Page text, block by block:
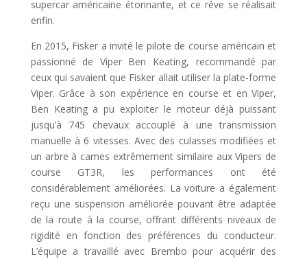
supercar américaine étonnante, et ce rêve se réalisait
enfin.
En 2015, Fisker a invité le pilote de course américain et
passionné de Viper Ben Keating, recommandé par
ceux qui savaient que Fisker allait utiliser la plate-forme
Viper. Grâce à son expérience en course et en Viper,
Ben Keating a pu exploiter le moteur déjà puissant
jusqu’à 745 chevaux accouplé à une transmission
manuelle à 6 vitesses. Avec des culasses modifiées et
un arbre à cames extrêmement similaire aux Vipers de
course GT3R, les performances ont été
considérablement améliorées. La voiture a également
reçu une suspension améliorée pouvant être adaptée
de la route à la course, offrant différents niveaux de
rigidité en fonction des préférences du conducteur.
L’équipe a travaillé avec Brembo pour acquérir des